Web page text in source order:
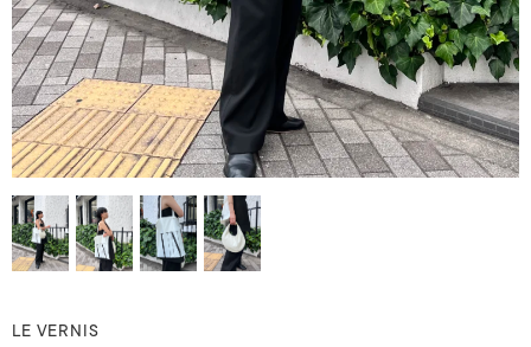
LE VERNIS